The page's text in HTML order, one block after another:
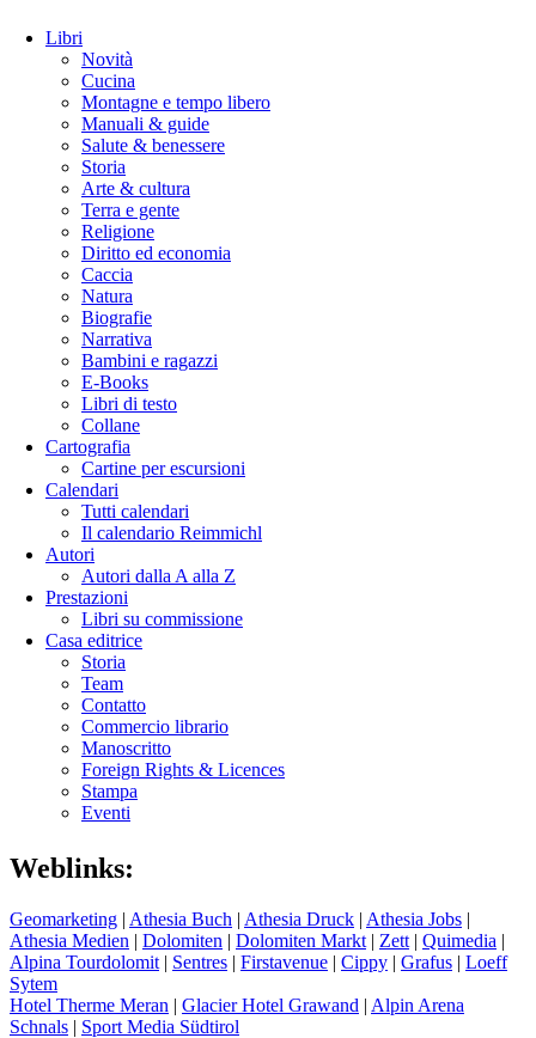
Libri
Novità
Cucina
Montagne e tempo libero
Manuali & guide
Salute & benessere
Storia
Arte & cultura
Terra e gente
Religione
Diritto ed economia
Caccia
Natura
Biografie
Narrativa
Bambini e ragazzi
E-Books
Libri di testo
Collane
Cartografia
Cartine per escursioni
Calendari
Tutti calendari
Il calendario Reimmichl
Autori
Autori dalla A alla Z
Prestazioni
Libri su commissione
Casa editrice
Storia
Team
Contatto
Commercio librario
Manoscritto
Foreign Rights & Licences
Stampa
Eventi
Weblinks:
Geomarketing | Athesia Buch | Athesia Druck | Athesia Jobs |
Athesia Medien | Dolomiten | Dolomiten Markt | Zett | Quimedia |
Alpina Tourdolomit | Sentres | Firstavenue | Cippy | Grafus | Loeff
Sytem
Hotel Therme Meran | Glacier Hotel Grawand | Alpin Arena
Schnals | Sport Media Südtirol